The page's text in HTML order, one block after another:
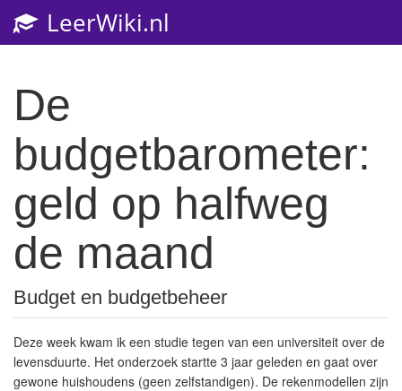
LeerWiki.nl
De
budgetbarometer:
geld op halfweg
de maand
Budget en budgetbeheer
Deze week kwam ik een studie tegen van een universiteit over de
levensduurte. Het onderzoek startte 3 jaar geleden en gaat over
gewone huishoudens (geen zelfstandigen). De rekenmodellen zijn